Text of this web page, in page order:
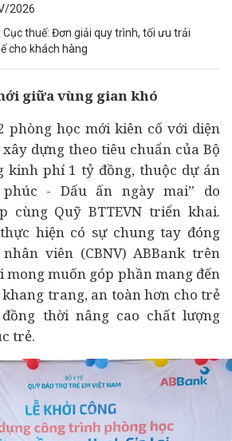
2026
thuế: Đơn giải quy trình, tối ưu trải
cho khách hàng
giữa vùng gian khó
phòng học mới kiên cố với diện
dựng theo tiêu chuẩn của Bộ
kinh phí 1 tỷ đồng, thuộc dự án
- Dấu ấn ngày mai” do
cùng Quỹ BTTEVN triển khai.
hiện có sự chung tay đóng
viên (CBNV) ABBank trên
mong muốn góp phần mang đến
trang, an toàn hơn cho trẻ
thời nâng cao chất lượng
trẻ.